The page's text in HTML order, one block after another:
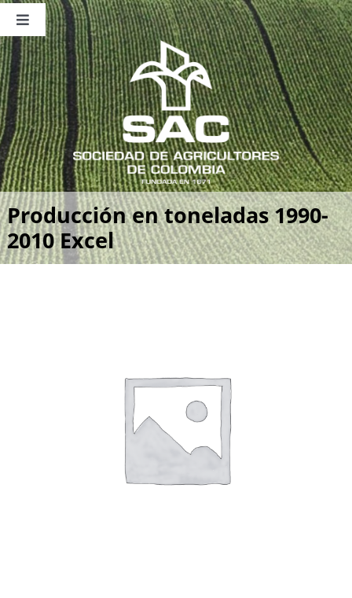
Saltar
contenido
Toggle
Navigation
Nosotros
Publicaciones
Sala de Prensa
Eventos
Producción en toneladas 1990-
2010 Excel